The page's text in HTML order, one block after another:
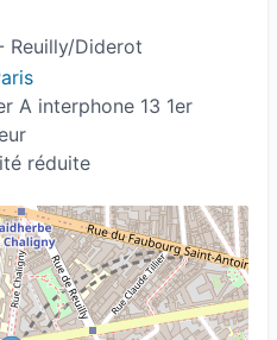
Reuilly/Diderot
A interphone 13 1er
réduite